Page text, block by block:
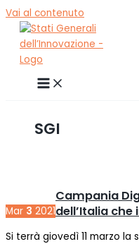
Vai al contenuto
SGI
Mar 3 2021
Campania
dell’Italia che
Si terrà giovedì 11 marzo